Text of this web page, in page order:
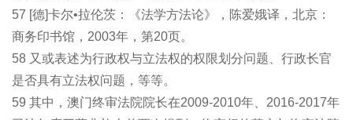
57 [德]卡尔•拉伦茨：《法学方法论》，陈爱娥译，北京：
商务印书馆，2003年，第20页。
58 又或表述为行政权与立法权的权限划分问题、行政长官
是否具有立法权问题，等等。
59 其中，澳门终审法院院长在2009-2010年、2016-2017年